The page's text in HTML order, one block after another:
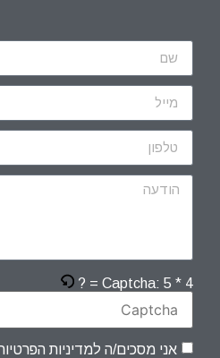
Captcha:5 * 4 = ?
אני מסכים/ה למדיניות הפרטיות